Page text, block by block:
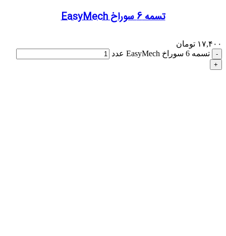
تسمه 6 سوراخ EasyMech
۱۷,۴۰۰ تومان
تسمه 6 سوراخ EasyMech عدد